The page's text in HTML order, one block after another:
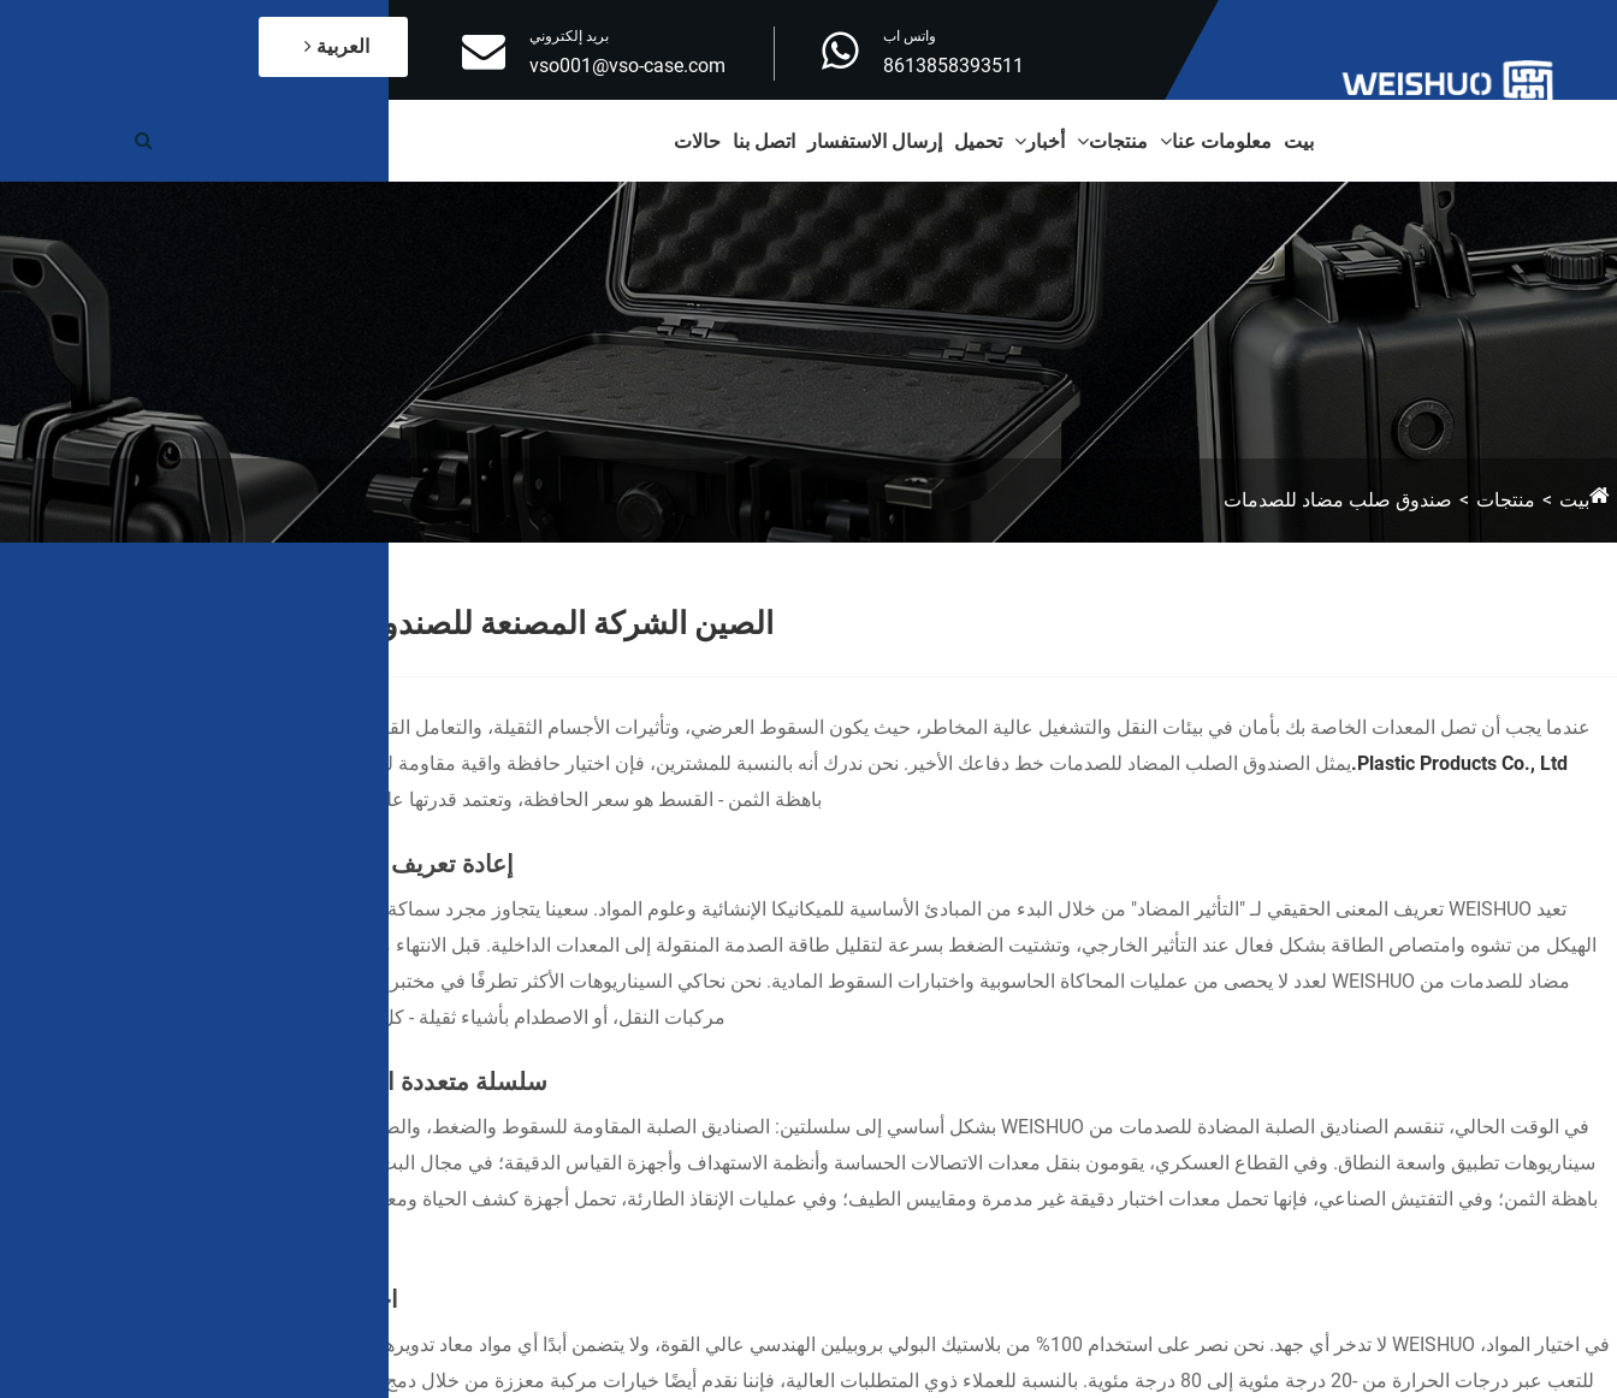
بريد إلكتروني
vso001@vso-case.com
واتس اب
8613858393511
العربية
بيت معلومات عنا منتجات أخبار تحميل إرسال الاستفسار اتصل بنا حالات
بيت منتجات صندوق صلب مضاد للصدمات
الصين الشركة المصنعة للصندوق الصلب المتين المضاد للتأثير
عندما يجب أن تصل المعدات الخاصة بك بأمان في بيئات النقل والتشغيل عالية المخاطر، حيث يكون السقوط العرضي، وتأثيرات الأجسام الثقيلة، والتعامل القاسي أمرًا شائعًا،
Plastic Products Co., Ltd. يمثل الصندوق الصلب المضاد للصدمات خط دفاعك الأخير. نحن ندرك أنه بالنسبة للمشترين، فإن اختيار حافظة واقية مقاومة للصدمات يشبه بشكل أساسي شراء تأمين للمعدات
باهظة الثمن - القسط هو سعر الحافظة، وتعتمد قدرتها على الدفع على أدائها الوقائي خلال اللحظات الحرجة.
إعادة تعريف مكافحة التأثير من خلال العلوم الإنشائية
تعيد WEISHUO تعريف المعنى الحقيقي لـ "التأثير المضاد" من خلال البدء من المبادئ الأساسية للميكانيكا الإنشائية وعلوم المواد. سعينا يتجاوز مجرد سماكة الجدران. من خلال الهندسة الهيكلية الدقيقة، نمكن
الهيكل من تشوه وامتصاص الطاقة بشكل فعال عند التأثير الخارجي، وتشتيت الضغط بسرعة لتقليل طاقة الصدمة المنقولة إلى المعدات الداخلية. قبل الانتهاء من وضع اللمسات النهائية، يخضع كل صندوق صلب
مضاد للصدمات من WEISHUO لعدد لا يحصى من عمليات المحاكاة الحاسوبية واختبارات السقوط المادية. نحن نحاكي السيناريوهات الأكثر تطرفًا في مختبراتنا - السقوط الحر من ارتفاع مترين، أو الانزلاق من
مركبات النقل، أو الاصطدام بأشياء ثقيلة - كل ذلك لضمان بقاء معداتك آمنة في العالم الحقيقي.
سلسلة متعددة الاستخدامات للقطاعات المهنية المتنوعة
في الوقت الحالي، تنقسم الصناديق الصلبة المضادة للصدمات من WEISHUO بشكل أساسي إلى سلسلتين: الصناديق الصلبة المقاومة للسقوط والضغط، والصناديق الصلبة العازلة المقاومة للصدمات، مما يوفر
سيناريوهات تطبيق واسعة النطاق. وفي القطاع العسكري، يقومون بنقل معدات الاتصالات الحساسة وأنظمة الاستهداف وأجهزة القياس الدقيقة؛ في مجال البث، يقومون بحماية الكاميرات والعدسات والشاشات
باهظة الثمن؛ وفي التفتيش الصناعي، فإنها تحمل معدات اختبار دقيقة غير مدمرة ومقاييس الطيف؛ وفي عمليات الإنقاذ الطارئة، تحمل أجهزة كشف الحياة ومعدات الاتصال، وتبقى غير قابلة للتدمير وسط الركام
اختيار المواد المتميزة والتميز في التصنيع
في اختيار المواد، WEISHUO لا تدخر أي جهد. نحن نصر على استخدام 100% من بلاستيك البولي بروبيلين الهندسي عالي القوة، ولا يتضمن أبدًا أي مواد معاد تدويرها. تتميز هذه المادة بمقاومة رائعة للصدمات وتحمل
للتعب عبر درجات الحرارة من -20 درجة مئوية إلى 80 درجة مئوية. بالنسبة للعملاء ذوي المتطلبات العالية، فإننا نقدم أيضًا خيارات مركبة معززة من خلال دمج الألياف الزجاجية أو معدلات التأثير. لا يوفر السطح